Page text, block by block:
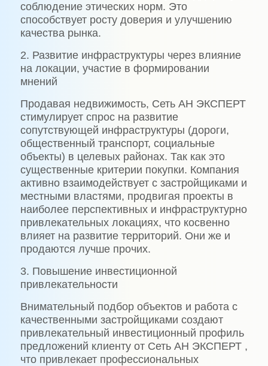
соблюдение этических норм. Это
способствует росту доверия и улучшению
качества рынка.
2. Развитие инфраструктуры через влияние
на локации, участие в формировании
мнений
Продавая недвижимость, Сеть АН ЭКСПЕРТ
стимулирует спрос на развитие
сопутствующей инфраструктуры (дороги,
общественный транспорт, социальные
объекты) в целевых районах. Так как это
существенные критерии покупки. Компания
активно взаимодействует с застройщиками и
местными властями, продвигая проекты в
наиболее перспективных и инфраструктурно
привлекательных локациях, что косвенно
влияет на развитие территорий. Они же и
продаются лучше прочих.
3. Повышение инвестиционной
привлекательности
Внимательный подбор объектов и работа с
качественными застройщиками создают
привлекательный инвестиционный профиль
предложений клиенту от Сеть АН ЭКСПЕРТ ,
что привлекает профессиональных